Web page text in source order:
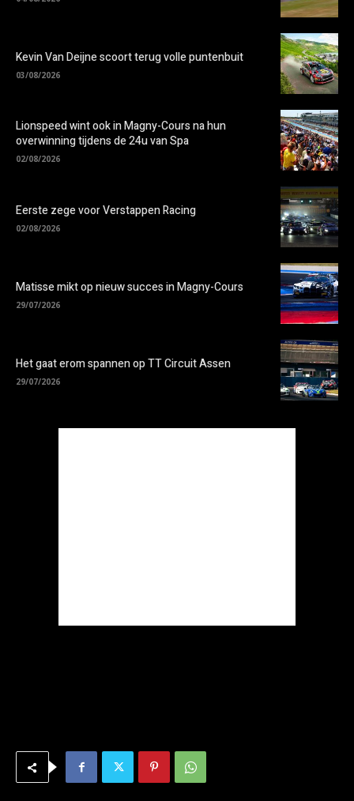
Kevin Van Deijne scoort terug volle puntenbuit
03/08/2026
Lionspeed wint ook in Magny-Cours na hun
overwinning tijdens de 24u van Spa
02/08/2026
Eerste zege voor Verstappen Racing
02/08/2026
Matisse mikt op nieuw succes in Magny-Cours
29/07/2026
Het gaat erom spannen op TT Circuit Assen
29/07/2026